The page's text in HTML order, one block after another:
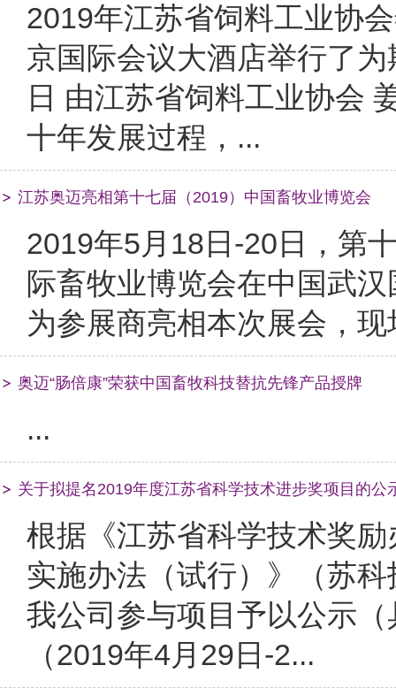
2019年江苏省饲料工业协
京国际会议大酒店举行了
日 由江苏省饲料工业协会
十年发展过程，...
江苏奥迈亮相第十七届（2019）中国畜牧业博览会
2019年5月18日-20日，第
际畜牧业博览会在中国武
为参展商亮相本次展会，
奥迈“肠倍康”荣获中国畜牧科技替抗先锋产品授牌
...
关于拟提名2019年度江苏省科学技术进步奖项目的公
根据《江苏省科学技术奖
实施办法（试行）》（苏
我公司参与项目予以公示
（2019年4月29日-2...